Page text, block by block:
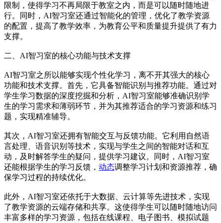
限制，使得学习不再局限于教室之内，而是可以随时随地进
行。同时，AI智习室还通过智能化的管理，优化了教学资源
的配置，提高了教学效率，为教育公平和质量提升提供了有力
支撑。
二、AI智习室的核心功能与技术支撑
AI智习室之所以能够实现个性化学习，离不开其强大的核心
功能和技术支撑。首先，它具备智能识别与推荐功能。通过对
学生学习数据的深度挖掘和分析，AI智习室能够准确识别学
生的学习需求和薄弱环节，并为其推荐适合的学习资源和练习
题，实现精准辅导。
其次，AI智习室还拥有智能交互与反馈功能。它利用自然语
言处理、语音识别等技术，实现与学生之间的智能对话和互
动，及时解答学生的疑问，提供学习建议。同时，AI智习室
还能根据学生的学习反馈， 动态调整学习计划和资源推荐，确
保学习过程的持续优化。
此外，AI智习室还依托于大数据、云计算等先进技术，实现
了教学资源的云端存储和共享。这使得学生可以随时随地访问
丰富多样的学习资源，包括在线课程、电子图书、模拟试题